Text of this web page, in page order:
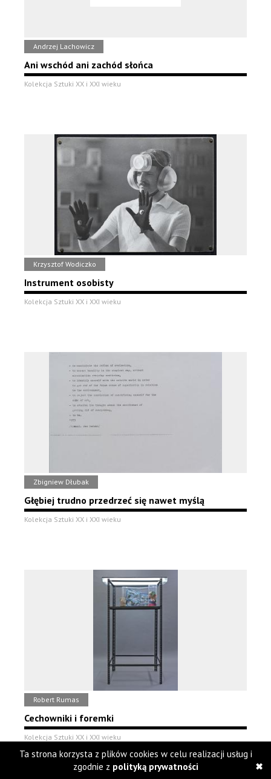
Andrzej Lachowicz
Ani wschód ani zachód słońca
Kolekcja Sztuki XX i XXI wieku
Krzysztof Wodiczko
Instrument osobisty
Kolekcja Sztuki XX i XXI wieku
Zbigniew Dłubak
Głębiej trudno przedrzeć się nawet myślą
Kolekcja Sztuki XX i XXI wieku
Robert Rumas
Cechowniki i foremki
Kolekcja Sztuki XX i XXI wieku
Ta strona korzysta z plików cookies w celu realizacji usług i
zgodnie z polityką prywatności